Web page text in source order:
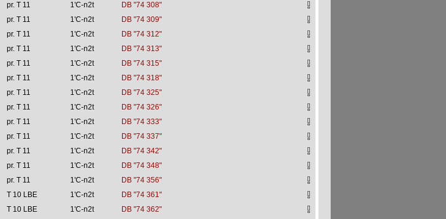
pr. T 11 1'C-n2t
DB "74 308"
pr. T 11 1'C-n2t
DB "74 309"
pr. T 11 1'C-n2t
DB "74 312"
pr. T 11 1'C-n2t
DB "74 313"
pr. T 11 1'C-n2t
DB "74 315"
pr. T 11 1'C-n2t
DB "74 318"
pr. T 11 1'C-n2t
DB "74 325"
pr. T 11 1'C-n2t
DB "74 326"
pr. T 11 1'C-n2t
DB "74 333"
pr. T 11 1'C-n2t
DB "74 337"
pr. T 11 1'C-n2t
DB "74 342"
pr. T 11 1'C-n2t
DB "74 348"
pr. T 11 1'C-n2t
DB "74 356"
T 10 LBE 1'C-n2t
DB "74 361"
T 10 LBE 1'C-n2t DB "74 362"